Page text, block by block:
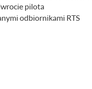
pilota
odbiornikami RTS